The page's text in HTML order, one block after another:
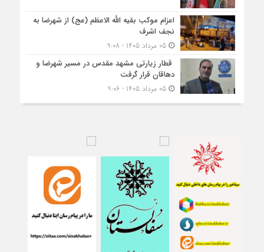
اعزام موکب بقیه الله الاعظم (عج) از شهرضا به
نجف اشرف
05 مرداد 1405 - 9:08
قطار زیارتی مشهد مقدس در مسیر شهرضا و
دهاقان قرار گرفت
05 مرداد 1405 - 9:06